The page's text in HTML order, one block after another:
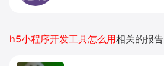
h5小程序开发工具怎么用相关的报告